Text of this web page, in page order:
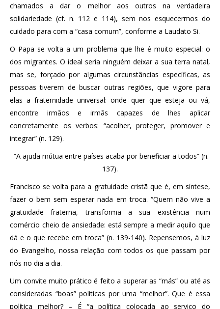
chamados a dar o melhor aos outros na verdadeira
solidariedade (cf. n. 112 e 114), sem nos esquecermos do
cuidado para com a “casa comum”, conforme a Laudato Si.
O Papa se volta a um problema que lhe é muito especial: o
dos migrantes. O ideal seria ninguém deixar a sua terra natal,
mas se, forçado por algumas circunstâncias específicas, as
pessoas tiverem de buscar outras regiões, que vigore para
elas a fraternidade universal: onde quer que esteja ou vá,
encontre irmãos e irmãs capazes de lhes aplicar
concretamente os verbos: “acolher, proteger, promover e
integrar” (n. 129).
“A ajuda mútua entre países acaba por beneficiar a todos” (n.
137).
Francisco se volta para a gratuidade cristã que é, em síntese,
fazer o bem sem esperar nada em troca. “Quem não vive a
gratuidade fraterna, transforma a sua existência num
comércio cheio de ansiedade: está sempre a medir aquilo que
dá e o que recebe em troca” (n. 139-140). Repensemos, à luz
do Evangelho, nossa relação com todos os que passam por
nós no dia a dia.
Um convite muito prático é feito a superar as “más” ou até as
consideradas “boas” políticas por uma “melhor”. Que é essa
política melhor? – É “a política colocada ao serviço do